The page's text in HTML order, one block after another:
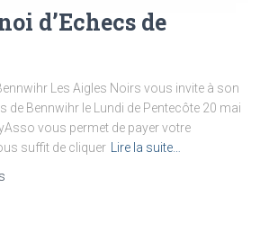
d’Echecs de
Bennwihr Les Aigles Noirs vous invite à son
de Bennwihr le Lundi de Pentecôte 20 mai
vous permet de payer votre
suffit de cliquer
Lire la suite…